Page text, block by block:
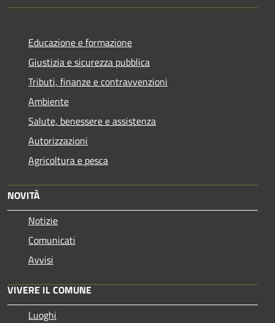
Educazione e formazione
Giustizia e sicurezza pubblica
Tributi, finanze e contravvenzioni
Ambiente
Salute, benessere e assistenza
Autorizzazioni
Agricoltura e pesca
NOVITÀ
Notizie
Comunicati
Avvisi
VIVERE IL COMUNE
Luoghi